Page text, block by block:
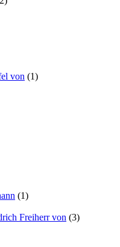
von (1)
(1)
Freiherr von (3)